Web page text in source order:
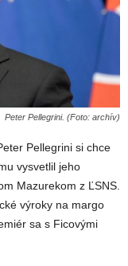
Peter Pellegrini. (Foto: archív)
Pellegrini si chce
vysvetlil jeho
Mazurekom z ĽSNS.
výroky na margo
sa s Ficovými